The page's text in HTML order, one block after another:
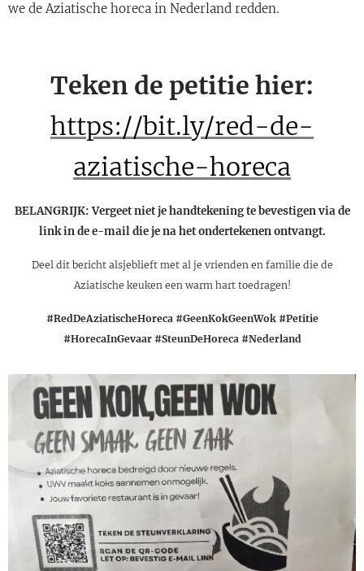
we de Aziatische horeca in Nederland redden.
Teken de petitie hier:
https://bit.ly/red-de-
aziatische-horeca
BELANGRIJK: Vergeet niet je handtekening te bevestigen via de
link in de e-mail die je na het ondertekenen ontvangt.
Deel dit bericht alsjeblieft met al je vrienden en familie die de
Aziatische keuken een warm hart toedragen!
#RedDeAziatischeHoreca #GeenKokGeenWok #Petitie
#HorecaInGevaar #SteunDeHoreca #Nederland